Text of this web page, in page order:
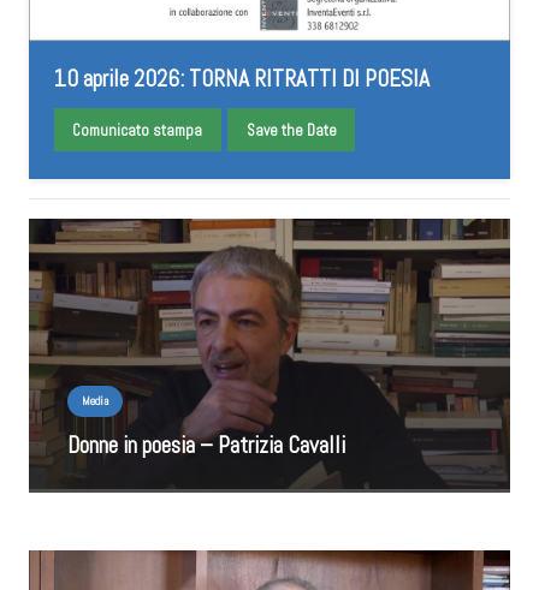
10 aprile 2026: TORNA RITRATTI DI POESIA
Comunicato stampa Save the Date
Media
Donne in poesia – Patrizia Cavalli